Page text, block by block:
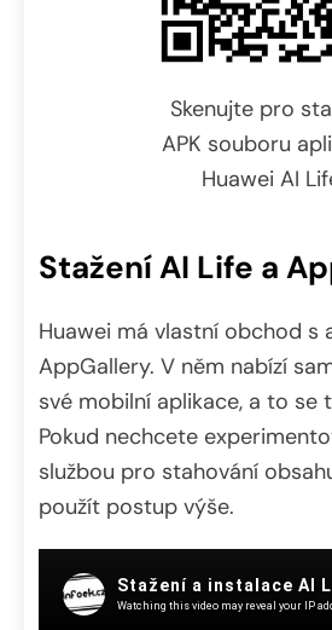
Skenujte pro
APK souboru
Huawei AI
Stažení AI Life a
Huawei má vlastní obchod s
AppGallery. V něm nabízí
své mobilní aplikace, a to se
Pokud nechcete
službou pro stahování
použít postup výše.